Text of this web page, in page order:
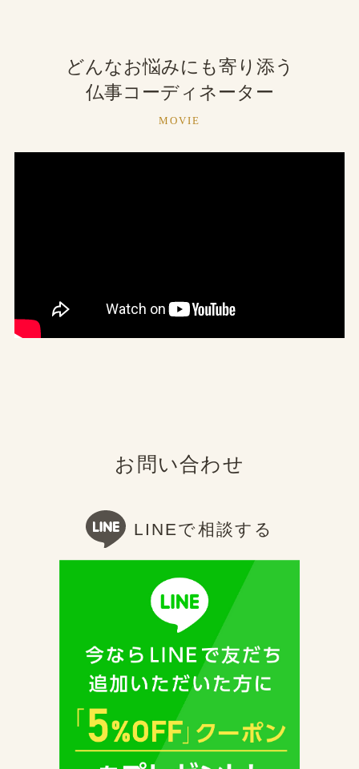
どんなお悩みにも寄り添う
仏事コーディネーター
MOVIE
お問い合わせ
LINEで相談する